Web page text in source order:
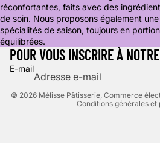
réconfortantes, faits avec des
de soin. Nous proposons également
spécialités de saison, toujours en
équilibrées.
POUR VOUS INSCRIRE À
E-mail
© 2026 Mélisse Pâtisserie Commerce
Conditions générales et
Politique de confidentialité
Conditions d’utilisation
Politique d’expédition
Coordonnées
Politique de résiliation